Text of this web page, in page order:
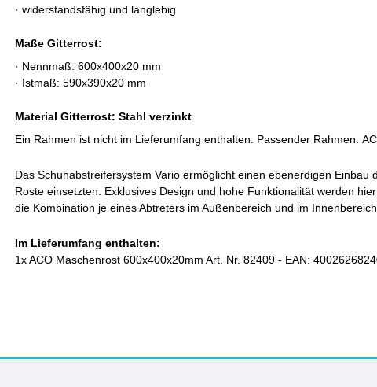
· widerstandsfähig und langlebig
Maße Gitterrost:
· Nennmaß: 600x400x20 mm
· Istmaß: 590x390x20 mm
Material Gitterrost: Stahl verzinkt
Ein Rahmen ist nicht im Lieferumfang enthalten. Passender Rahmen:
Das Schuhabstreifersystem Vario ermöglicht einen ebenerdigen Einbau
Roste einsetzten. Exklusives Design und hohe Funktionalität werden
die Kombination je eines Abtreters im Außenbereich und im Innenbereich.
Im Lieferumfang enthalten:
1x ACO Maschenrost 600x400x20mm Art. Nr. 82409 - EAN: